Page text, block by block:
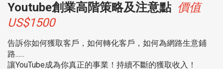
Youtube創業高階策略及注意點價值
US$1500
告訴你如何獲取客戶，如何轉化客戶，如何為網路生意鋪
路......
讓YouTube成為你真正的事業！持續不斷的獲取收入！